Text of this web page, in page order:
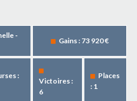
-
Gains : 73 920 €
:
Victoires :
6
Places
: 1